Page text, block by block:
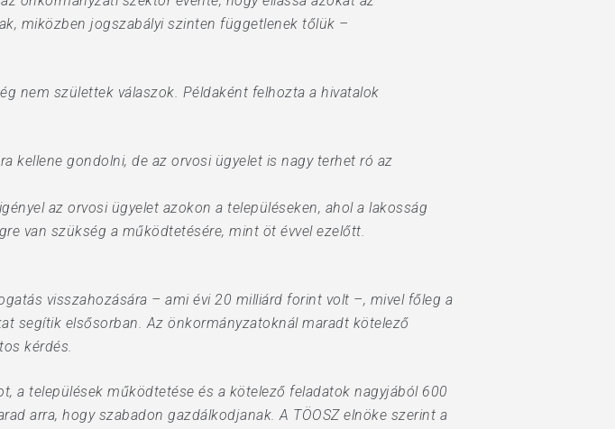
miközben jogszabályi szinten függetlenek tőlük –
nem születtek válaszok. Példaként felhozta a hivatalok
kellene gondolni, de az orvosi ügyelet is nagy terhet ró az
az orvosi ügyelet azokon a településeken, ahol a lakosság
van szükség a működtetésére, mint öt évvel ezelőtt.
visszahozására – ami évi 20 milliárd forint volt –, mivel főleg a
segítik elsősorban. Az önkormányzatoknál maradt kötelező
kérdés.
a települések működtetése és a kötelező feladatok nagyjából 600
arra, hogy szabadon gazdálkodjanak. A TÖOSZ elnöke szerint a